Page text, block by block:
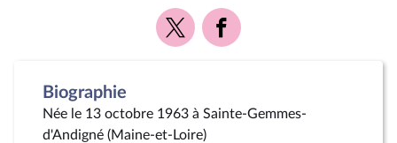
Voir
la
Voir
la
Biographie
Née le 13 octobre 1963 à Sainte-Gemmes-
d'Andigné (Maine-et-Loire)